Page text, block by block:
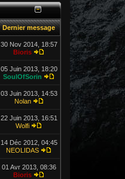
Dernier message
30 Nov 2014, 18:57
Bioris
05 Juin 2013, 18:20
SoulOfSorin
03 Juin 2013, 14:53
Nolan
22 Juin 2013, 16:51
Wolfi
14 Déc 2012, 04:45
NEOLIDAS
01 Avr 2013, 08:36
Bioris